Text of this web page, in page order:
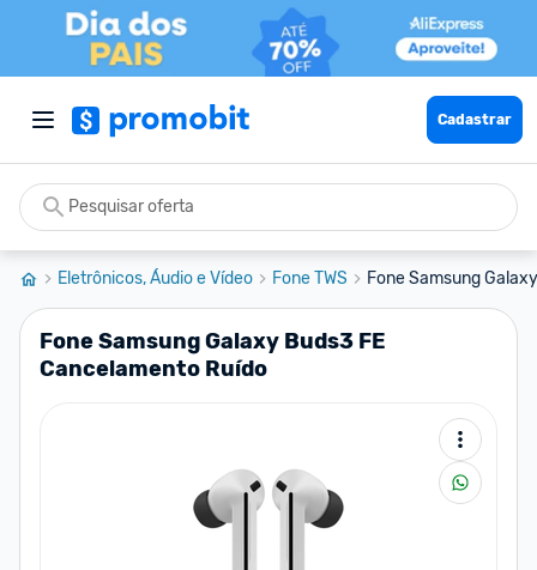
Cadastrar
Eletrônicos, Áudio e Vídeo Fone TWS Fone Samsung
Fone Samsung Galaxy Buds3 FE
Cancelamento Ruído